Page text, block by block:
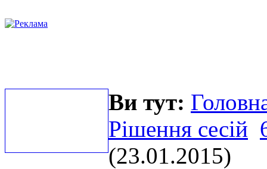
Ви тут:
Рішення сесій
(23.01.2015)